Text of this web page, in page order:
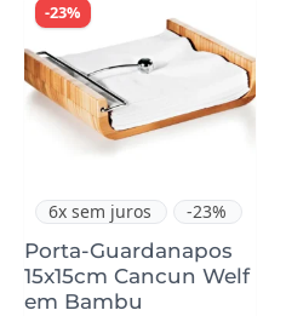
-23%
6x sem juros -23%
Porta-Guardanapos
15x15cm Cancun Welf
em Bambu